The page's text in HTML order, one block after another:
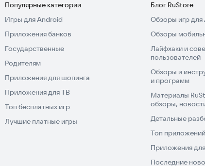
Популярные категории
Игры для Android
Приложения банков
Государственные
Родителям
Приложения для шопинга
Приложения для ТВ
Топ бесплатных игр
Лучшие платные игры
Блог RuStore
Обзоры игр для
Обзоры
Лайфхаки и
пользователей
Обзоры и
и программ
Материалы
обзоры,
Детальные
Топ
Приложения
Последние